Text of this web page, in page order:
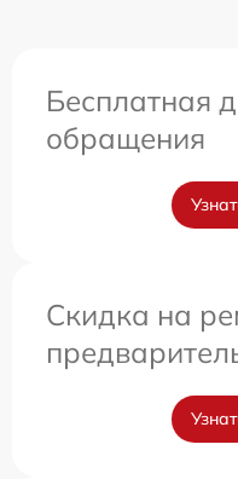
Бесплатная
обращения
Скидка на